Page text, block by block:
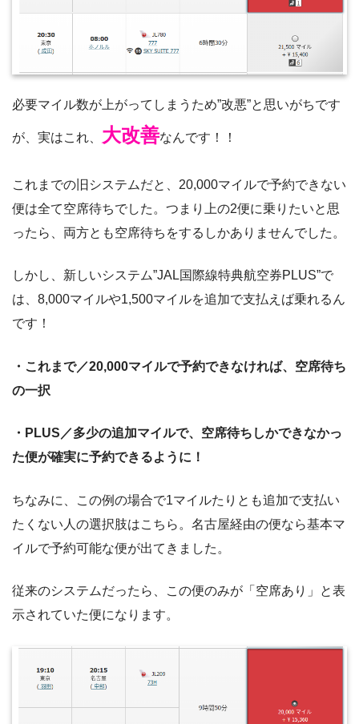
必要マイル数が上がってしまうため”改悪”と思いがちです
が、実はこれ、 大改善なんです！！
これまでの旧システムだと、20,000マイルで予約できない
便は全て空席待ちでした。つまり上の2便に乗りたいと思
ったら、両方とも空席待ちをするしかありませんでした。
しかし、新しいシステム”JAL国際線特典航空券PLUS”で
は、8,000マイルや1,500マイルを追加で支払えば乗れるん
です！
・これまで／20,000マイルで予約できなければ、空席待ち
の一択
・PLUS／多少の追加マイルで、空席待ちしかできなかっ
た便が確実に予約できるように！
ちなみに、この例の場合で1マイルたりとも追加で支払い
たくない人の選択肢はこちら。名古屋経由の便なら基本マ
イルで予約可能な便が出てきました。
従来のシステムだったら、この便のみが「空席あり」と表
示されていた便になります。